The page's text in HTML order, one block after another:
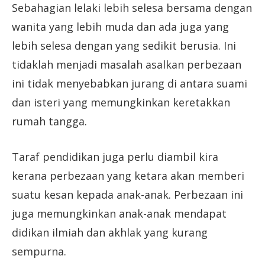
Sebahagian lelaki lebih selesa bersama dengan
wanita yang lebih muda dan ada juga yang
lebih selesa dengan yang sedikit berusia. Ini
tidaklah menjadi masalah asalkan perbezaan
ini tidak menyebabkan jurang di antara suami
dan isteri yang memungkinkan keretakkan
rumah tangga.
Taraf pendidikan juga perlu diambil kira
kerana perbezaan yang ketara akan memberi
suatu kesan kepada anak-anak. Perbezaan ini
juga memungkinkan anak-anak mendapat
didikan ilmiah dan akhlak yang kurang
sempurna.